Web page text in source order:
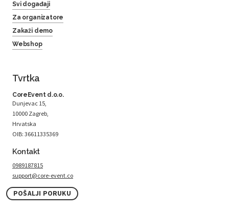
Svi događaji
Za organizatore
Zakaži demo
Webshop
Tvrtka
CoreEvent d.o.o.
Dunjevac 15,
10000 Zagreb,
Hrvatska
OIB: 36611335369
Kontakt
0989187815
support@core-event.co
POŠALJI PORUKU